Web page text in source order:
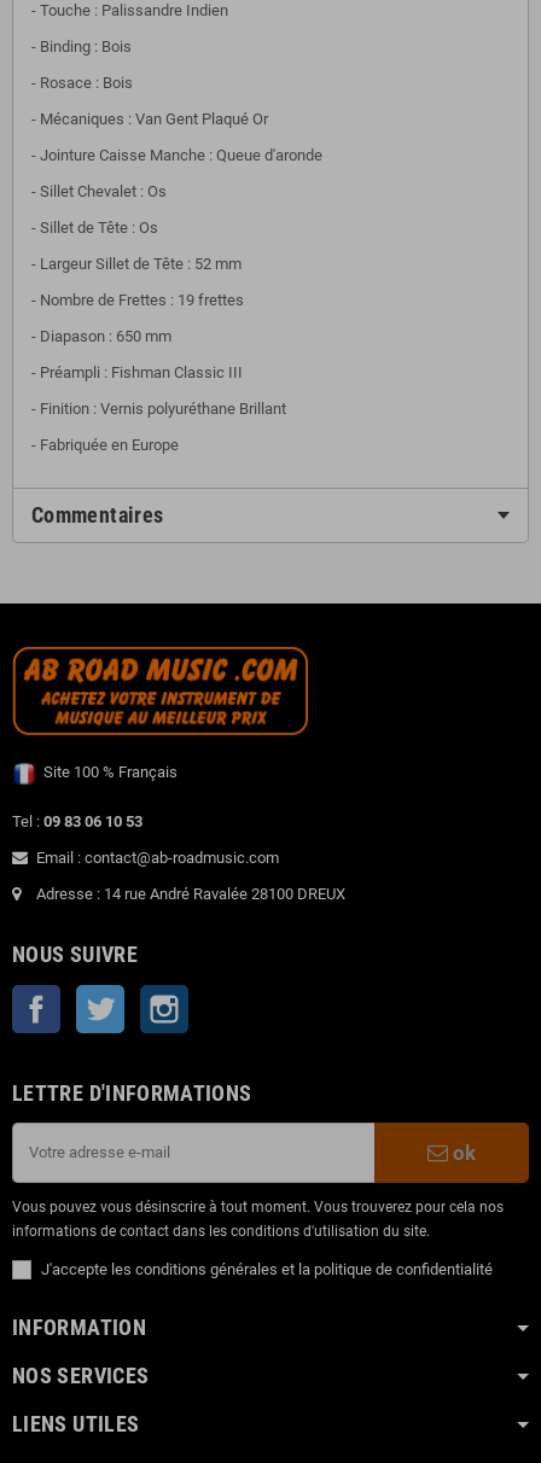
- Touche : Palissandre Indien
- Binding : Bois
- Rosace : Bois
- Mécaniques : Van Gent Plaqué Or
- Jointure Caisse Manche : Queue d'aronde
- Sillet Chevalet : Os
- Sillet de Tête : Os
- Largeur Sillet de Tête : 52 mm
- Nombre de Frettes : 19 frettes
- Diapason : 650 mm
- Préampli : Fishman Classic III
- Finition : Vernis polyuréthane Brillant
- Fabriquée en Europe
Commentaires
Site 100 % Français
Tel : 09 83 06 10 53
Email : contact@ab-roadmusic.com
Adresse : 14 rue André Ravalée 28100 DREUX
NOUS SUIVRE
Facebook Twitter
LETTRE D'INFORMATIONS
ok
Vous pouvez vous désinscrire à tout moment. Vous trouverez pour cela nos
informations de contact dans les conditions d'utilisation du site.
J'accepte les conditions générales et la politique de confidentialité
INFORMATION
NOS SERVICES
LIENS UTILES